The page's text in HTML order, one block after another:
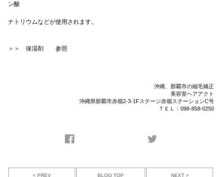
ン酸
ナトリウムなどが使用されます。
＞＞ 保湿剤 参照
沖縄、那覇市の縮毛矯正
美容室ヘアアクト
沖縄県那覇市赤嶺2-3-1Fステージ赤嶺ステーションC号
ＴＥＬ：098-858-0250
< PREV BLOG TOP NEXT >